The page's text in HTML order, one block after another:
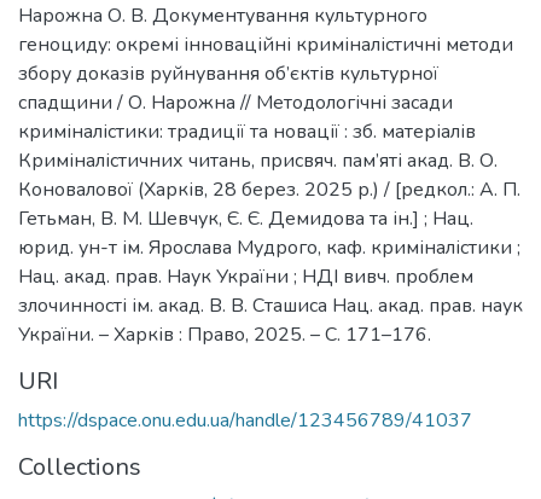
Нарожна О. В. Документування культурного
геноциду: окремі інноваційні криміналістичні методи
збору доказів руйнування об’єктів культурної
спадщини / О. Нарожна // Методологічні засади
криміналістики: традиції та новації : зб. матеріалів
Криміналістичних читань, присвяч. пам’яті акад. В. О.
Коновалової (Харків, 28 берез. 2025 р.) / [редкол.: А. П.
Гетьман, В. М. Шевчук, Є. Є. Демидова та ін.] ; Нац.
юрид. ун-т ім. Ярослава Мудрого, каф. криміналістики ;
Нац. акад. прав. Наук України ; НДІ вивч. проблем
злочинності ім. акад. В. В. Сташиса Нац. акад. прав. наук
України. – Харків : Право, 2025. – С. 171–176.
URI
https://dspace.onu.edu.ua/handle/123456789/41037
Collections